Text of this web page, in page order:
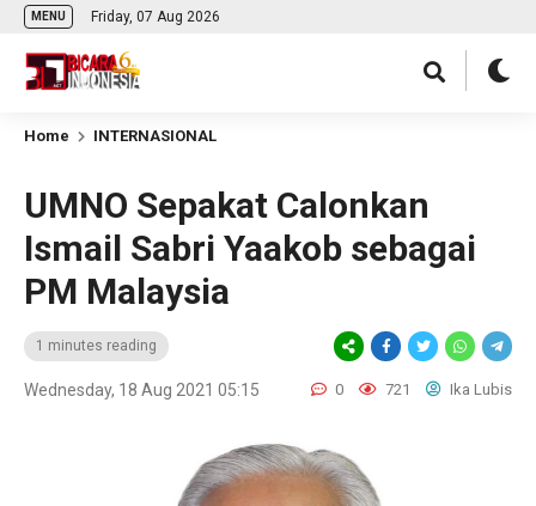
MENU Friday, 07 Aug 2026
Home INTERNASIONAL
UMNO Sepakat Calonkan
Ismail Sabri Yaakob sebagai
PM Malaysia
1 minutes reading
Wednesday, 18 Aug 2021 05:15 0 721 Ika Lubis